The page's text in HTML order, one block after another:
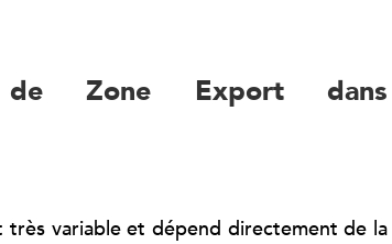
Zone Export dans
variable et dépend directement de la